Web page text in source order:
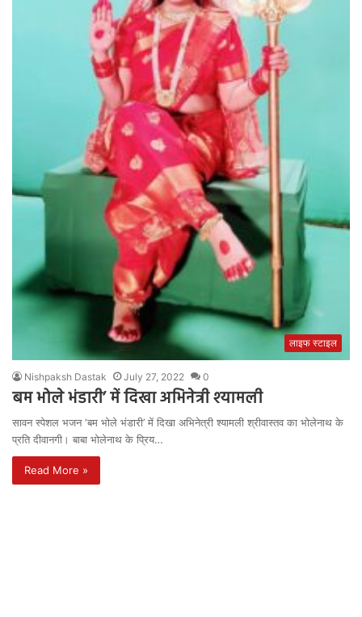
लाइफ स्टाइल
Nishpaksh Dastak July 27, 2022 0
बम भोले भंडारी’ में दिखा अभिनेत्री श्यामली
सावन स्पेशल भजन ‘बम भोले भंडारी’ में दिखा अभिनेत्री श्यामली श्रीवास्तव का भोलेनाथ के
प्रति दीवानगी। बाबा भोलेनाथ के प्रिय…
Read More »